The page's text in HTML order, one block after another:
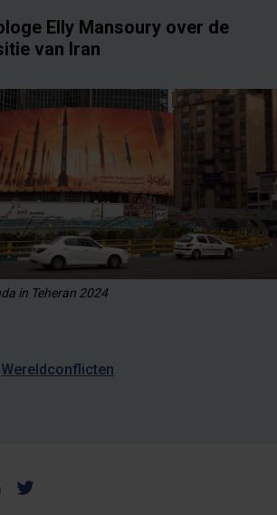
Elly Mansoury over de
van Iran
in Teheran 2024
Wereldconflicten